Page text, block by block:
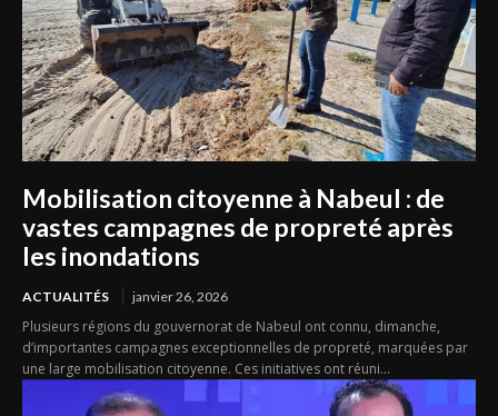
Mobilisation citoyenne à Nabeul : de
vastes campagnes de propreté après
les inondations
ACTUALITÉS janvier 26, 2026
Plusieurs régions du gouvernorat de Nabeul ont connu, dimanche,
d’importantes campagnes exceptionnelles de propreté, marquées par
une large mobilisation citoyenne. Ces initiatives ont réuni...